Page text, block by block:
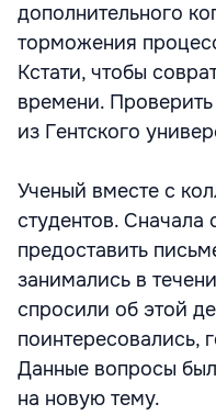
дополнительного
торможения
Кстати, чтобы
времени.
из Гентского
Ученый вместе с
студентов. Сначала
предоставить
занимались в
спросили об этой
поинтересовались,
Данные вопросы
на новую тему.